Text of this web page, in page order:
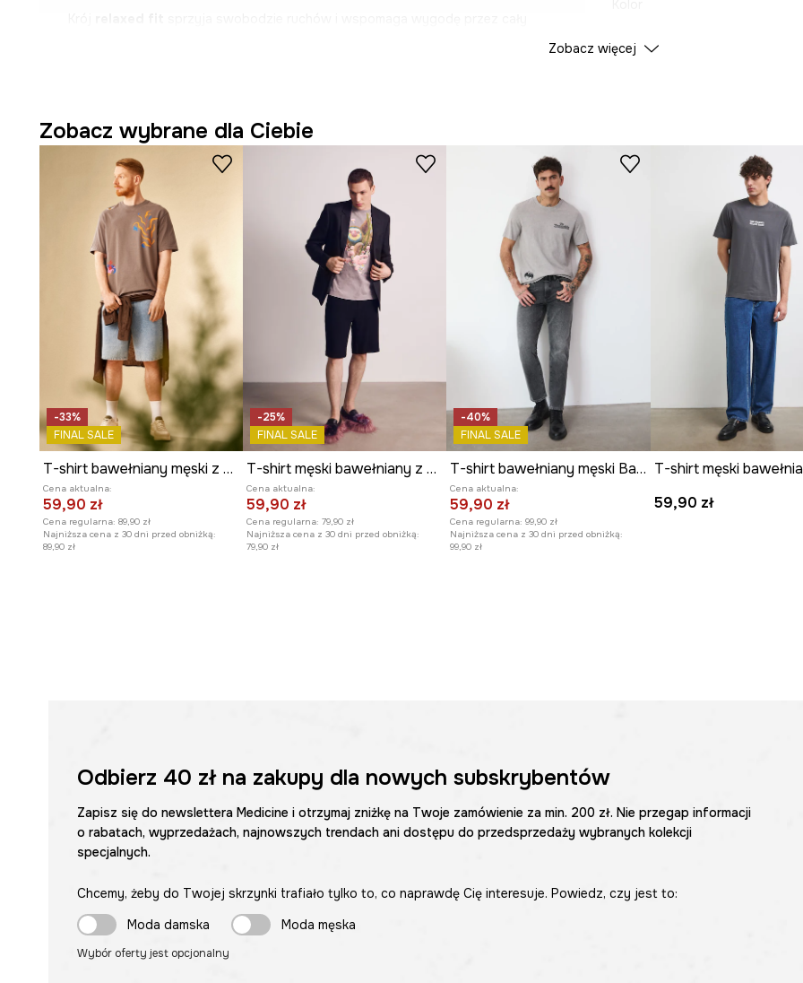
Krótki rękawpozwala na wszechstronne wykorzystanie w codziennych
zestawieniach.
Okrągły dekolt
podkreśla ponadczasowy charakter i ułatwia dopasowanie
do sylwetki.
Miękkadzianinaoferuje przyjemne odczucie na skórze i komfort noszenia.
Wyrazisty nadruk
z motywem kreskówki Tom and Jerry dodaje koszulce
unikalnego charakteru.
ID Produktu
Zobacz więcej
Zobacz wybrane dla Ciebie
-33%
FINAL SALE
T-shirt bawełniany męski z elastanem by Patrycja Niewiadomska, Sense of Values kolor szary
Cena aktualna:
59,90 zł
Cena regularna: 89,90 zł
Najniższa cena z 30 dni przed obniżką:
89,90 zł
-25%
FINAL SALE
T-shirt męski bawełniany z kolekcji Kit Mizeres x Medicine
Cena aktualna:
59,90 zł
Cena regularna: 79,90 zł
Najniższa cena z 30 dni przed obniżką:
79,90 zł
-40%
FINAL SALE
T-shirt bawełniany męski Batman
Cena aktualna:
59,90 zł
Cena regularna: 99,90 zł
Najniższa cena z 30 dni przed obniżką:
99,90 zł
59,90 zł
Odbierz 40 złna zakupy dla nowych subskrybentów
Zapisz się do newslettera Medicine i otrzymaj zniżkę na Twoje zamówienie za min. 200 zł. Nie przegap informacji
o rabatach, wyprzedażach, najnowszych trendach ani dostępu do przedsprzedaży wybranych kolekcji
specjalnych.
Chcemy, żeby do Twojej skrzynki trafiało tylko to, co naprawdę Cię interesuje. Powiedz, czy jest to:
Moda damska
Moda męska
Wybór oferty jest opcjonalny